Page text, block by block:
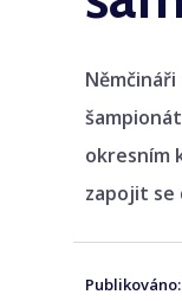
okresním
zapojit se
Publikováno: